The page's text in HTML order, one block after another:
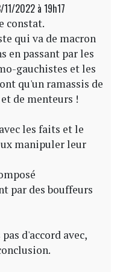
2022 à 19h17
constat.
qui va de macron
en passant par les
gauchistes et les
qu'un ramassis de
de menteurs !
les faits et le
manipuler leur
par des bouffeurs
d'accord avec,